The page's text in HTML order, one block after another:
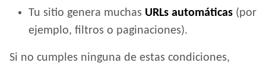
Tu sitio genera muchas URLs automáticas (por
ejemplo, filtros o paginaciones).
Si no cumples ninguna de estas condiciones,